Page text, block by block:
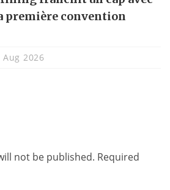
première convention
Aug 2026
not be published. Required